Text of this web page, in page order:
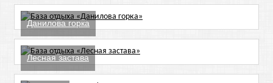
Данилова горка
Лесная застава